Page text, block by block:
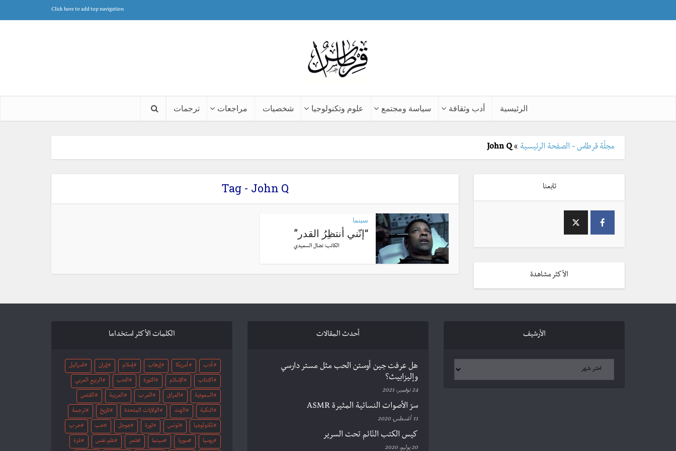
Click here to add top navigation
الرئيسية أدب وثقافة سياسة ومجتمع علوم وتكنولوجيا شخصيات مراجعات ترجمات
مجلّة قرطاس - الصفحة الرئيسية »
John Q
Tag - John Q
سينما
“إنّني أنتظِرُ القدر”
الكاتب: نضال السعيدي
تابعنا
الأكثر مشاهدة
الكلمات الأكثر استخداما
أدب أمريكا إرهاب إسلام إيران اسرائيل
اكتئاب الإسلام الثورة الحب الربيع العربي
السعودية العراق العرب العربية القدس
النكبة الهند الولايات المتحدة تاريخ ترجمة
تكنولوجيا تونس ثورة جوجل حب حرب
روسيا سوريا سينما شعر علم نفس غزة
أحدث المقالات
هل عرفت جين أوستن الحب مثل مستر دارسي
وإليزابيث؟
24 نوفمبر، 2021
سرّ الأصوات النسائية المثيرة ASMR
11 أغسطس، 2020
كيس الكتب النّائم تحت السرير
20 يوليو، 2020
الأرشيف